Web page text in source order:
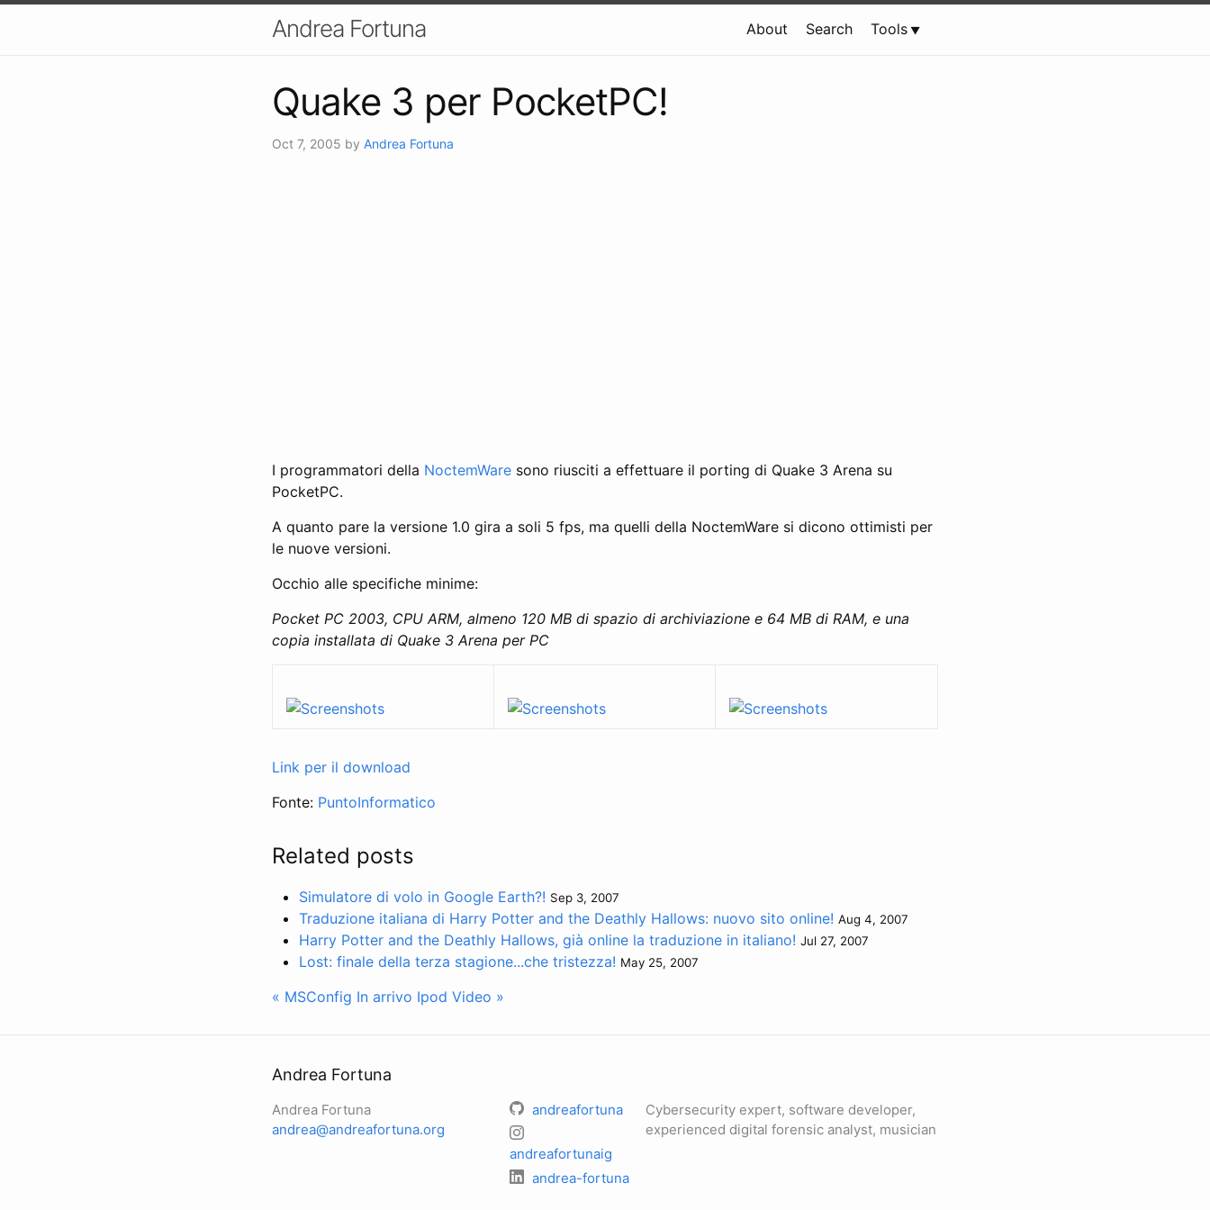
Andrea Fortuna About Search Tools
Quake 3 per PocketPC!
Oct 7, 2005 by Andrea Fortuna
I programmatori della NoctemWare sono riusciti a effettuare il porting di Quake 3 Arena su
PocketPC.
A quanto pare la versione 1.0 gira a soli 5 fps, ma quelli della NoctemWare si dicono ottimisti per
le nuove versioni.
Occhio alle specifiche minime:
Pocket PC 2003, CPU ARM, almeno 120 MB di spazio di archiviazione e 64 MB di RAM, e una
copia installata di Quake 3 Arena per PC
Link per il download
Fonte: PuntoInformatico
Related posts
Simulatore di volo in Google Earth?! Sep 3, 2007
Traduzione italiana di Harry Potter and the Deathly Hallows: nuovo sito online! Aug 4, 2007
Harry Potter and the Deathly Hallows, già online la traduzione in italiano! Jul 27, 2007
Lost: finale della terza stagione...che tristezza! May 25, 2007
« MSConfig In arrivo Ipod Video »
Andrea Fortuna
Andrea Fortuna
andrea@andreafortuna.org
andreafortuna
andreafortunaig
andrea-fortuna
Cybersecurity expert, software developer,
experienced digital forensic analyst, musician